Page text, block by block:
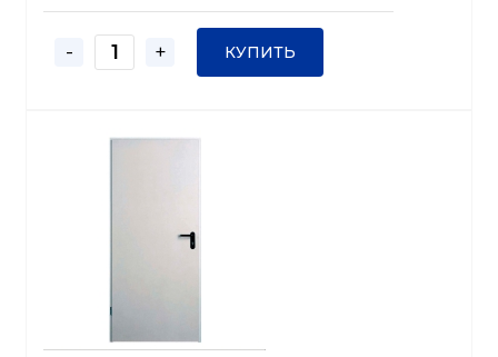
- + КУПИТЬ